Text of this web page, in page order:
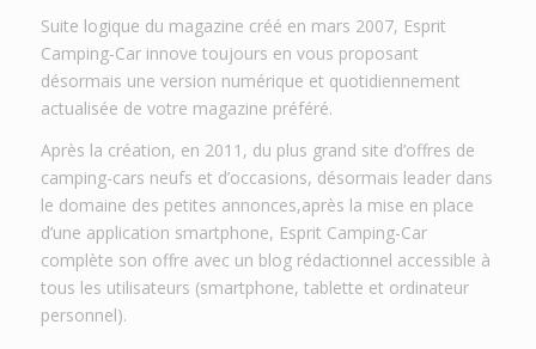
Suite logique du magazine créé en mars 2007, Esprit
Camping-Car innove toujours en vous proposant
désormais une version numérique et quotidiennement
actualisée de votre magazine préféré.
Après la création, en 2011, du plus grand site d’offres de
camping-cars neufs et d’occasions, désormais leader dans
le domaine des petites annonces,après la mise en place
d’une application smartphone, Esprit Camping-Car
complète son offre avec un blog rédactionnel accessible à
tous les utilisateurs (smartphone, tablette et ordinateur
personnel).